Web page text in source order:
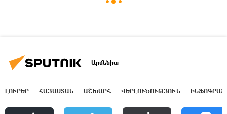
Արմենիա
ԼՈՒՐԵՐ ՀԱՅԱՍՏԱՆ ԱՇԽԱՐՀ ՎԵՐԼՈՒԾՈՒԹՅՈՒՆ